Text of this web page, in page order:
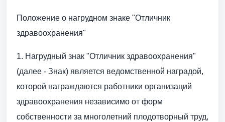
Положение о нагрудном знаке "Отличник
здравоохранения"
1. Нагрудный знак "Отличник здравоохранения"
(далее - Знак) является ведомственной наградой,
которой награждаются работники организаций
здравоохранения независимо от форм
собственности за многолетний плодотворный труд,